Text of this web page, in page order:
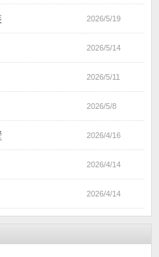
2026/5/19
2026/5/14
2026/5/11
2026/5/8
2026/4/16
2026/4/14
2026/4/14